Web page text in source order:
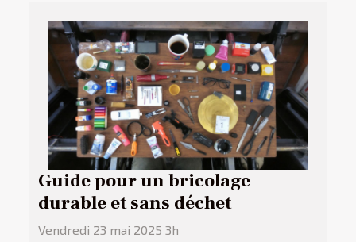
Guide pour un bricolage
durable et sans déchet
Vendredi 23 mai 2025 3h